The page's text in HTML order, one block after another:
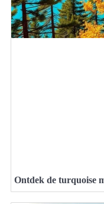
Ontdek de turquoise